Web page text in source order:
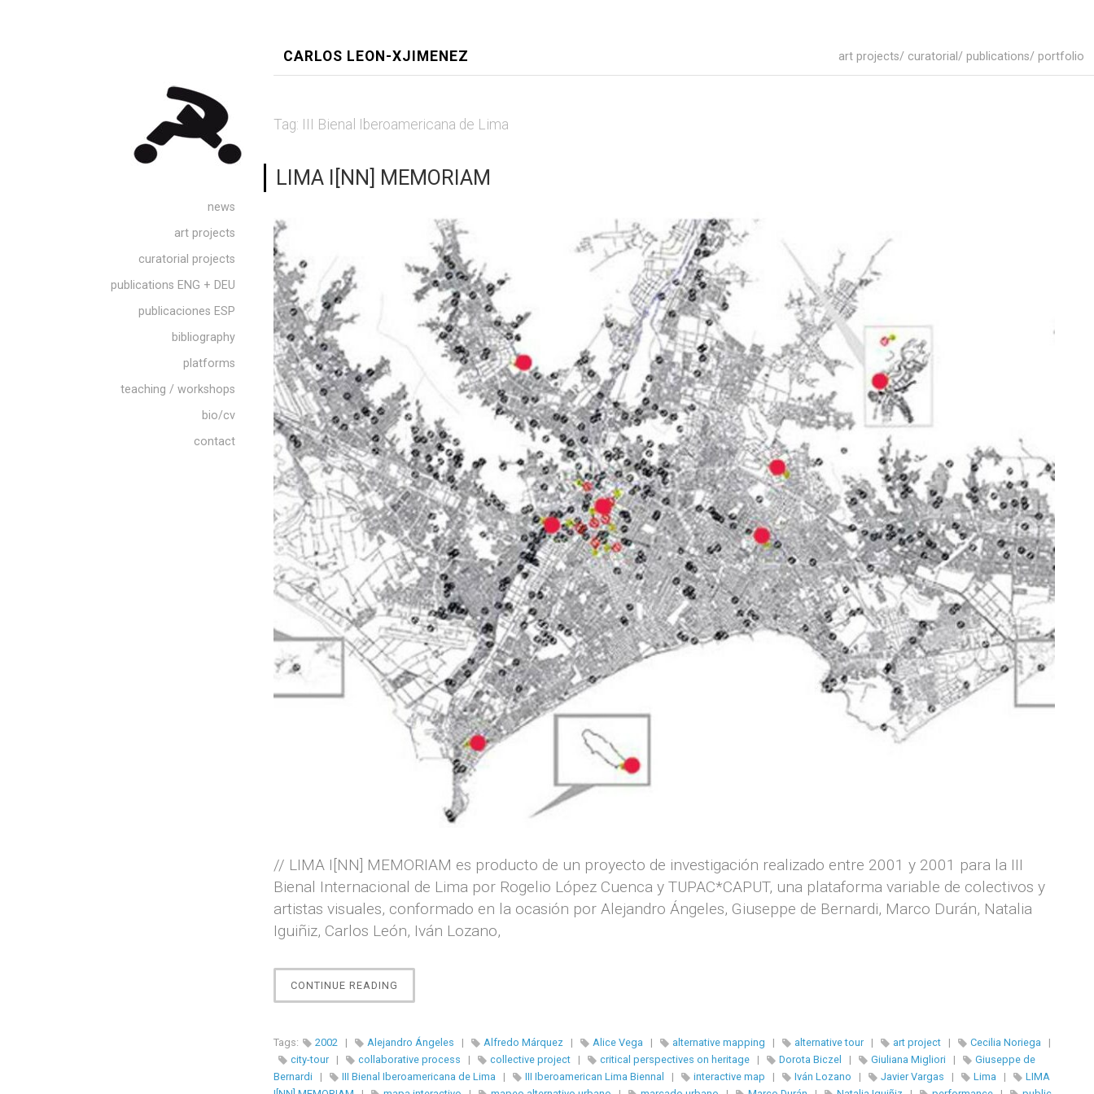
news
art projects
curatorial projects
publications ENG + DEU
publicaciones ESP
bibliography
platforms
teaching / workshops
bio/cv
contact
CARLOS LEON-XJIMENEZ art projects/ curatorial/ publications/ portfolio
Tag: III Bienal Iberoamericana de Lima
LIMA I[NN] MEMORIAM
// LIMA I[NN] MEMORIAM es producto de un proyecto de investigación realizado entre 2001 y 2001 para la III
Bienal Internacional de Lima por Rogelio López Cuenca y TUPAC*CAPUT, una plataforma variable de colectivos y
artistas visuales, conformado en la ocasión por Alejandro Ángeles, Giuseppe de Bernardi, Marco Durán, Natalia
Iguiñiz, Carlos León, Iván Lozano,
CONTINUE READING
I[NN]
Tags:
2002 | Alejandro Ángeles | Alfredo Márquez | Alice Vega | alternative mapping | alternative tour | art project | Cecilia Noriega
|
city-tour
| collaborative process | collective project | critical perspectives on heritage | Dorota Biczel | Giuliana Migliori |
Giuseppe de
Bernardi
| III Bienal Iberoamericana de Lima | III Iberoamerican Lima Biennal | interactive map | Iván Lozano | Javier Vargas | Lima |
LIMA